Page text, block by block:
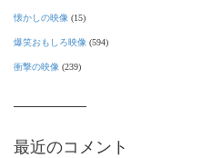
懐かしの映像 (15)
爆笑おもしろ映像 (594)
衝撃の映像 (239)
最近のコメント